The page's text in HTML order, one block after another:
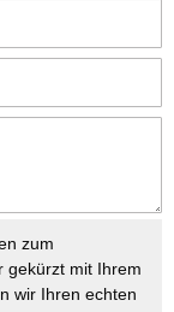
zum
gekürzt mit Ihrem
wir Ihren echten